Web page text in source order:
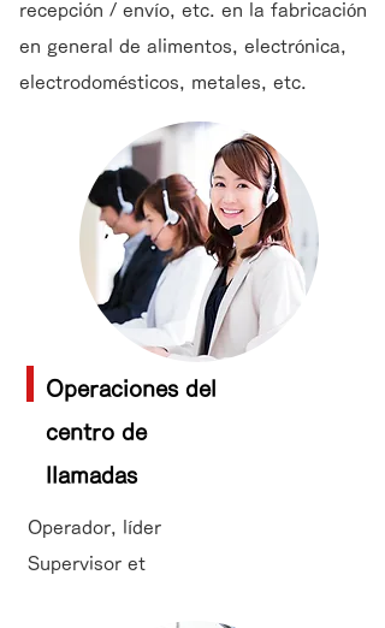
recepción / envío, etc. en la fabricación
en general de alimentos, electrónica,
electrodomésticos, metales, etc.
Operaciones del
centro de
llamadas
Operador, líder
Supervisor et